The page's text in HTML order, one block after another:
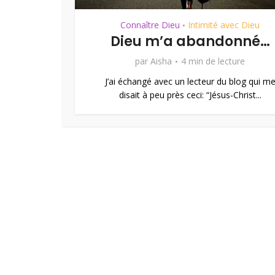
Connaître Dieu • Intimité avec Dieu
Dieu m’a abandonné…
par Aisha
4 min de lecture
J’ai échangé avec un lecteur du blog qui me
disait à peu près ceci: “Jésus-Christ...